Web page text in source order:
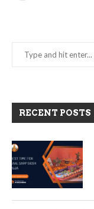
RECENT POSTS